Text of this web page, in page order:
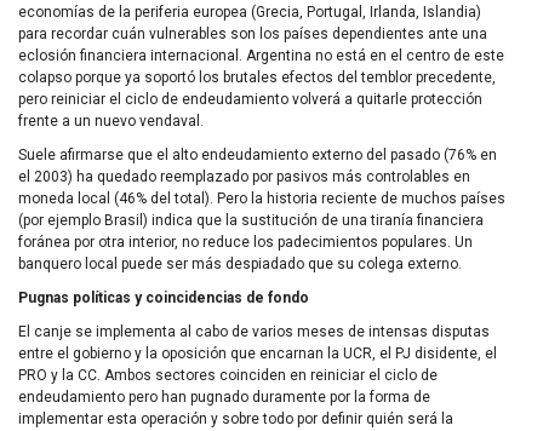
economías de la periferia europea (Grecia, Portugal, Irlanda, Islandia)
para recordar cuán vulnerables son los países dependientes ante una
eclosión financiera internacional. Argentina no está en el centro de este
colapso porque ya soportó los brutales efectos del temblor precedente,
pero reiniciar el ciclo de endeudamiento volverá a quitarle protección
frente a un nuevo vendaval.
Suele afirmarse que el alto endeudamiento externo del pasado (76% en
el 2003) ha quedado reemplazado por pasivos más controlables en
moneda local (46% del total). Pero la historia reciente de muchos países
(por ejemplo Brasil) indica que la sustitución de una tiranía financiera
foránea por otra interior, no reduce los padecimientos populares. Un
banquero local puede ser más despiadado que su colega externo.
Pugnas políticas y coincidencias de fondo
El canje se implementa al cabo de varios meses de intensas disputas
entre el gobierno y la oposición que encarnan la UCR, el PJ disidente, el
PRO y la CC. Ambos sectores coinciden en reiniciar el ciclo de
endeudamiento pero han pugnado duramente por la forma de
implementar esta operación y sobre todo por definir quién será la